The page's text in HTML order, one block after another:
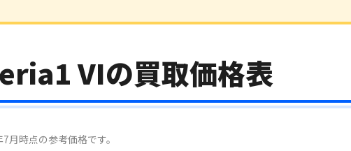
VIの買取価格表
月時点の参考価格です。